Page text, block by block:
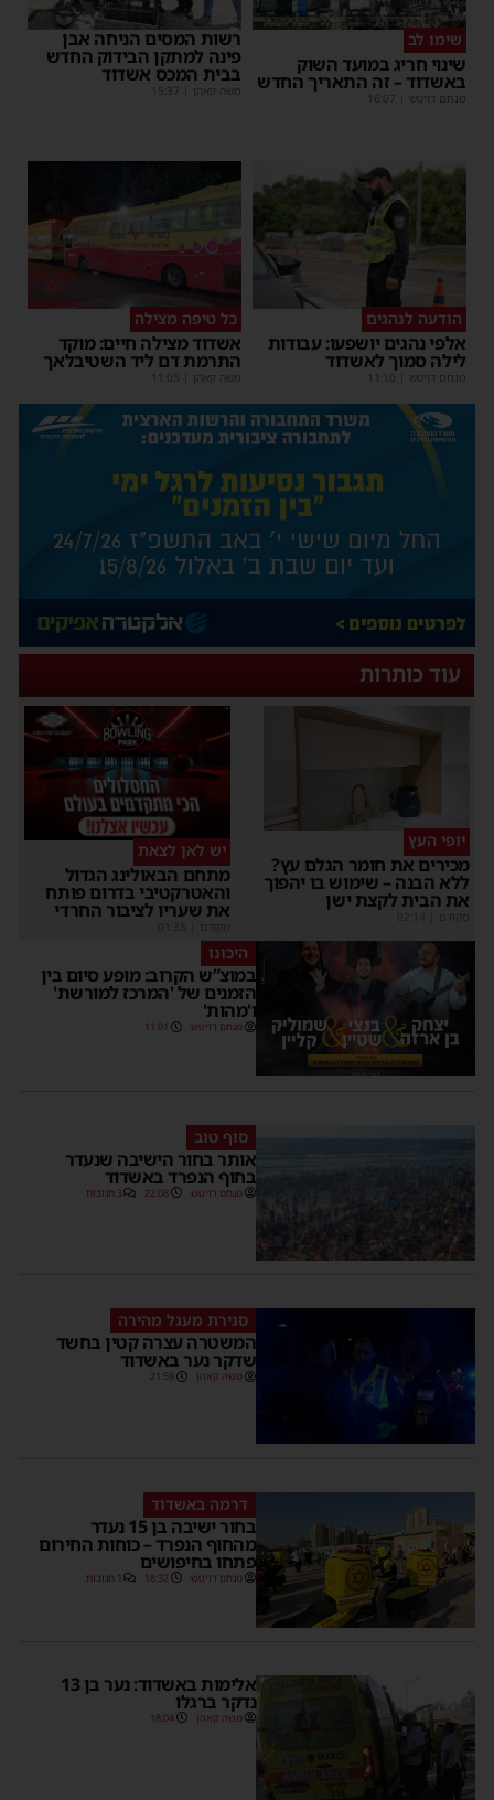
שימו לב
שינוי חריג במועד השוק
באשדוד – זה התאריך החדש
מנחם דויטש 16:07
רשות המסים הניחה אבן
פינה למתקן הבידוק החדש
בבית המכס אשדוד
משה קאהן 15:37
הודעה לנהגים
אלפי נהגים יושפעו: עבודות
לילה סמוך לאשדוד
מנחם דויטש 11:10
כל טיפה מצילה
אשדוד מצילה חיים: מוקד
התרמת דם ליד השטיבלאך
משה קאהן 11:05
עוד כותרות
יופי העץ
מכירים את חומר הגלם עץ?
ללא הבנה – שימוש בו יהפוך
את הבית לקצת ישן
מקודם
יש לאן לצאת
מתחם הבאולינג הגדול
והאטרקטיבי בדרום פותח
את שעריו לציבור החרדי
מקודם
היכונו
במוצ”ש הקרוב: מופע סיום בין
הזמנים של 'המרכז למורשת'
ו'מהות'
מנחם דויטש 11:01
סוף טוב
אותר בחור הישיבה שנעדר
בחוף הנפרד באשדוד
מנחם דויטש 22:08 3 תגובות
סגירת מעגל מהירה
המשטרה עצרה קטין בחשד
שדקר נער באשדוד
משה קאהן 21:59
דרמה באשדוד
בחור ישיבה בן 15 נעדר
מהחוף הנפרד – כוחות החירום
פתחו בחיפושים
מנחם דויטש 18:32 1 תגובות
אלימות באשדוד: נער בן 13
נדקר ברגלו
משה קאהן 18:04